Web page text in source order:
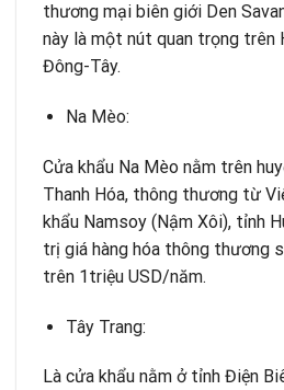
thương mại biên giới Den
này là một nút quan trọng trên
Đông-Tây.
Na Mèo:
Cửa khẩu Na Mèo nằm trên
Thanh Hóa, thông thương từ
khẩu Namsoy (Nậm Xôi), tỉnh
trị giá hàng hóa thông thương
trên 1triệu USD/năm.
Tây Trang:
Là cửa khẩu nằm ở tỉnh Điện